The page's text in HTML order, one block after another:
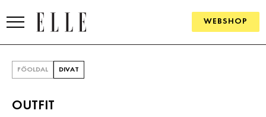
WEBSHOP
FŐOLDAL DIVAT
OUTFIT